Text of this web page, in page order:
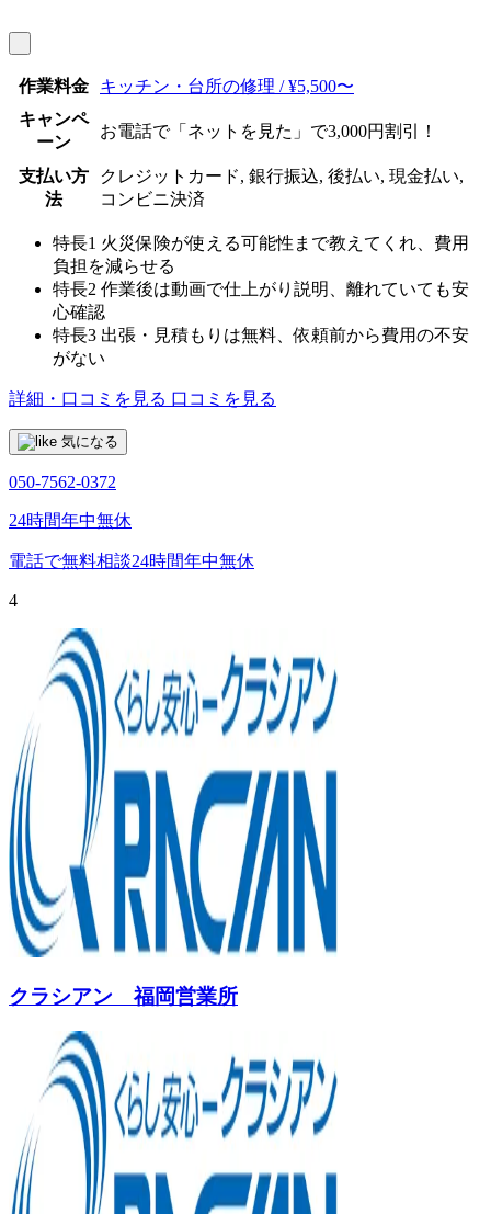
作業料金
キッチン・台所の修理 / ¥5,500〜
キャンペ
ーン
お電話で「ネットを見た」で3,000円割引！
支払い方
法
クレジットカード, 銀行振込, 後払い, 現金払い,
コンビニ決済
特長1 火災保険が使える可能性まで教えてくれ、費用
負担を減らせる
特長2 作業後は動画で仕上がり説明、離れていても安
心確認
特長3 出張・見積もりは無料、依頼前から費用の不安
がない
詳細・口コミを見る 口コミを見る
気になる
050-7562-0372
24時間年中無休
電話で無料相談24時間年中無休
4
クラシアン 福岡営業所